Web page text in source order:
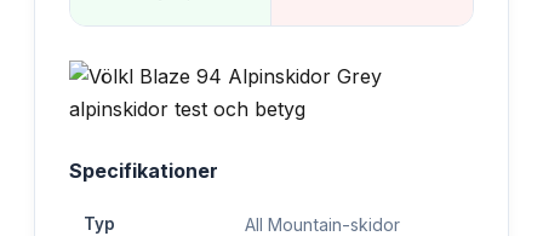
Specifikationer
Typ All Mountain-skidor